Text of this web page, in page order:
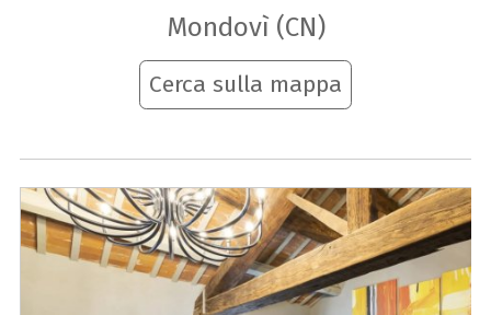
Mondovì (CN)
Cerca sulla mappa